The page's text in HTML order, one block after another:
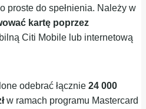
proste do spełnienia. Należy w
kartę poprzez
Citi Mobile lub internetową
odebrać łącznie24 000
w ramach programu Mastercard